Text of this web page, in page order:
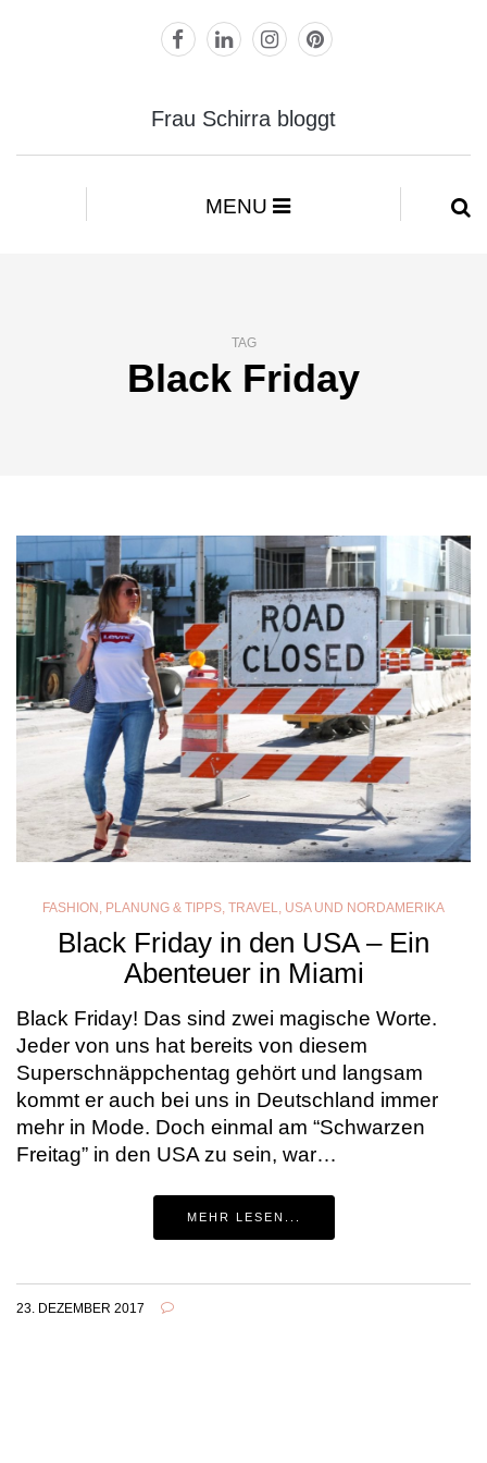
Frau Schirra bloggt
MENU
TAG
Black Friday
FASHION , PLANUNG & TIPPS, TRAVEL, USA UND NORDAMERIKA
Black Friday in den USA – Ein
Abenteuer in Miami
Black Friday! Das sind zwei magische Worte.
Jeder von uns hat bereits von diesem
Superschnäppchentag gehört und langsam
kommt er auch bei uns in Deutschland immer
mehr in Mode. Doch einmal am “Schwarzen
Freitag” in den USA zu sein, war…
MEHR LESEN...
23. DEZEMBER 2017